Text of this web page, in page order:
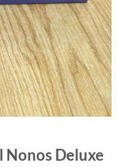
Nonos Deluxe